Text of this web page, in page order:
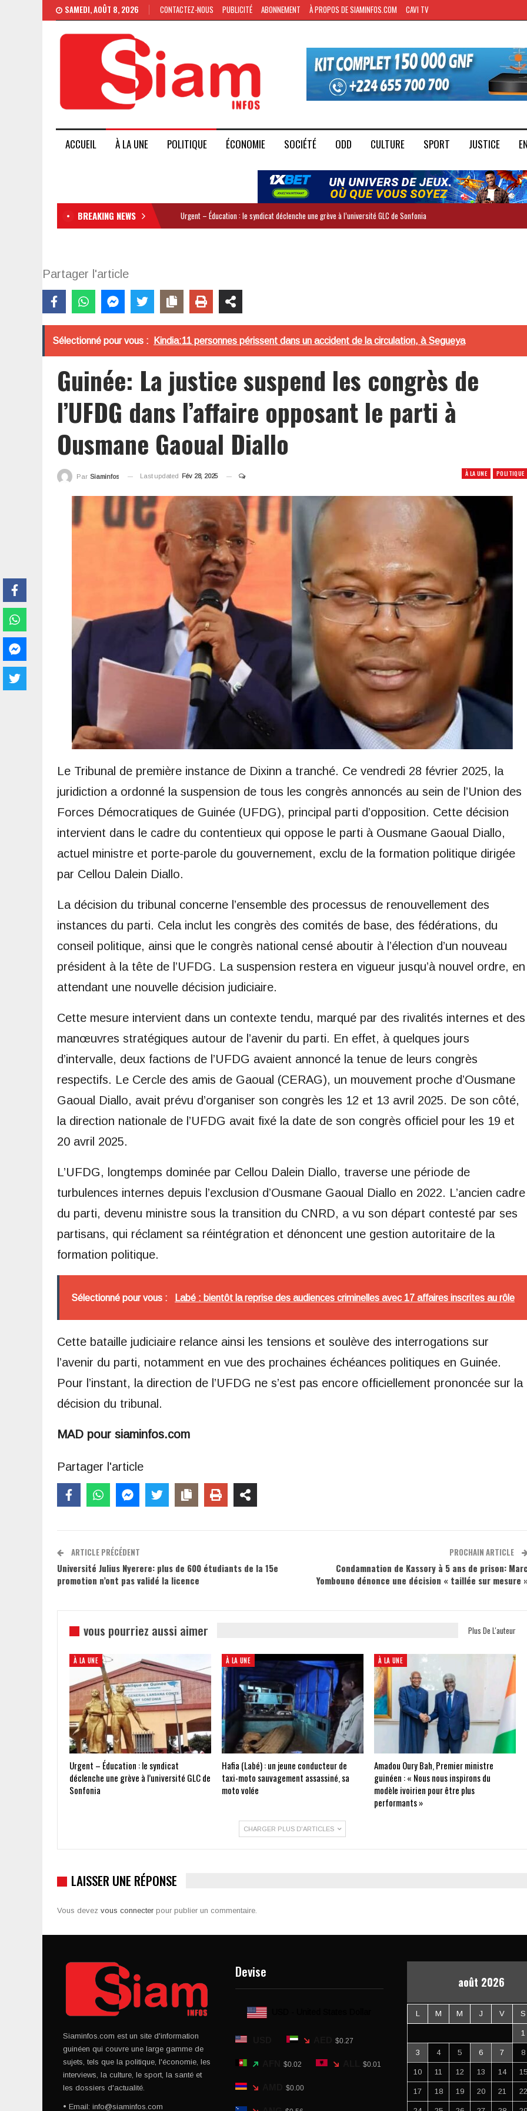
SAMEDI, AOÛT 8, 2026 CONTACTEZ-NOUS PUBLICITÉ ABONNEMENT À PROPOS DE SIAMINFOS.COM CAVI TV
ACCUEIL À LA UNE POLITIQUE ÉCONOMIE SOCIÉTÉ ODD CULTURE SPORT JUSTICE
BREAKING NEWS Urgent – Éducation : le syndicat déclenche une grève à l’université GLC de Sonfonia
Partager l'article
Sélectionné pour vous : Kindia:11 personnes périssent dans un accident de la circulation, à Segueya
Guinée: La justice suspend les congrès de
l’UFDG dans l’affaire opposant le parti à
Ousmane Gaoual Diallo
À LA UNE POLITIQUE
Par Siaminfos Last updated Fév 28, 2025
Le Tribunal de première instance de Dixinn a tranché. Ce vendredi 28 février 2025, la
juridiction a ordonné la suspension de tous les congrès annoncés au sein de l’Union des
Forces Démocratiques de Guinée (UFDG), principal parti d’opposition. Cette décision
intervient dans le cadre du contentieux qui oppose le parti à Ousmane Gaoual Diallo,
actuel ministre et porte-parole du gouvernement, exclu de la formation politique dirigée
par Cellou Dalein Diallo.
La décision du tribunal concerne l’ensemble des processus de renouvellement des
instances du parti. Cela inclut les congrès des comités de base, des fédérations, du
conseil politique, ainsi que le congrès national censé aboutir à l’élection d’un nouveau
président à la tête de l’UFDG. La suspension restera en vigueur jusqu’à nouvel ordre, en
attendant une nouvelle décision judiciaire.
Cette mesure intervient dans un contexte tendu, marqué par des rivalités internes et des
manœuvres stratégiques autour de l’avenir du parti. En effet, à quelques jours
d’intervalle, deux factions de l’UFDG avaient annoncé la tenue de leurs congrès
respectifs. Le Cercle des amis de Gaoual (CERAG), un mouvement proche d’Ousmane
Gaoual Diallo, avait prévu d’organiser son congrès les 12 et 13 avril 2025. De son côté,
la direction nationale de l’UFDG avait fixé la date de son congrès officiel pour les 19 et
20 avril 2025.
L’UFDG, longtemps dominée par Cellou Dalein Diallo, traverse une période de
turbulences internes depuis l’exclusion d’Ousmane Gaoual Diallo en 2022. L’ancien cadre
du parti, devenu ministre sous la transition du CNRD, a vu son départ contesté par ses
partisans, qui réclament sa réintégration et dénoncent une gestion autoritaire de la
formation politique.
Sélectionné pour vous : Labé : bientôt la reprise des audiences criminelles avec 17 affaires inscrites au rôle
Cette bataille judiciaire relance ainsi les tensions et soulève des interrogations sur
l’avenir du parti, notamment en vue des prochaines échéances politiques en Guinée.
Pour l’instant, la direction de l’UFDG ne s’est pas encore officiellement prononcée sur la
décision du tribunal.
MAD pour siaminfos.com
Partager l'article
ARTICLE PRÉCÉDENT
Université Julius Nyerere: plus de 600 étudiants de la 15e
promotion n’ont pas validé la licence
PROCHAIN ARTICLE
Condamnation de Kassory à 5 ans de prison:
Yombouno dénonce une décision « taillée sur mesure
vous pourriez aussi aimer Plus De L'auteur
À LA UNE
Urgent – Éducation : le syndicat
déclenche une grève à l’université GLC de
Sonfonia
À LA UNE
Hafia (Labé) : un jeune conducteur de
taxi-moto sauvagement assassiné, sa
moto volée
À LA UNE
Amadou Oury Bah, Premier ministre
guinéen : « Nous nous inspirons du
modèle ivoirien pour être plus
performants »
CHARGER PLUS D'ARTICLES
LAISSER UNE RÉPONSE
Vous devez vous connecter pour publier un commentaire.
Siaminfos.com est un site d'information
guinéen qui couvre une large gamme de
sujets, tels que la politique, l'économie, les
interviews, la culture, le sport, la santé et
les dossiers d'actualité.
• Email: info@siaminfos.com
Devise
$0.27
$0.02 $0.01
$0.00
août 2026
L M M J V S
1
3 4 5 6 7 8
10 11 12 13 14 15
17 18 19 20 21 22